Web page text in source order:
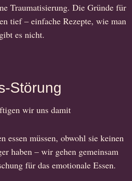
Traumatisierung. Die Gründe für
tief – einfache Rezepte, wie man
es nicht.
Störung
wir uns damit
essen müssen, obwohl sie keinen
haben – wir gehen gemeinsam
für das emotionale Essen.